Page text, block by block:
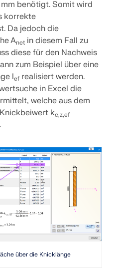
benötigt. Somit wird
korrekte
Da jedoch die
Anet in diesem Fall zu
diese für den Nachweis
zum Beispiel über eine
lef realisiert werden.
in Excel die
welche aus dem
kc,z,ef
über die Knicklänge